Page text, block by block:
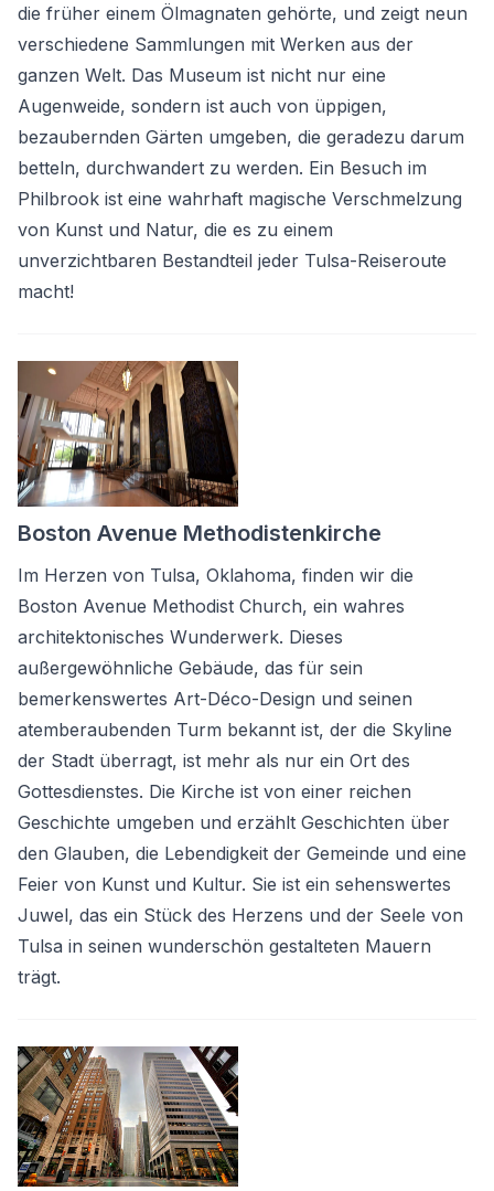
die früher einem Ölmagnaten gehörte, und zeigt neun
verschiedene Sammlungen mit Werken aus der
ganzen Welt. Das Museum ist nicht nur eine
Augenweide, sondern ist auch von üppigen,
bezaubernden Gärten umgeben, die geradezu darum
betteln, durchwandert zu werden. Ein Besuch im
Philbrook ist eine wahrhaft magische Verschmelzung
von Kunst und Natur, die es zu einem
unverzichtbaren Bestandteil jeder Tulsa-Reiseroute
macht!
Boston Avenue Methodistenkirche
Im Herzen von Tulsa, Oklahoma, finden wir die
Boston Avenue Methodist Church, ein wahres
architektonisches Wunderwerk. Dieses
außergewöhnliche Gebäude, das für sein
bemerkenswertes Art-Déco-Design und seinen
atemberaubenden Turm bekannt ist, der die Skyline
der Stadt überragt, ist mehr als nur ein Ort des
Gottesdienstes. Die Kirche ist von einer reichen
Geschichte umgeben und erzählt Geschichten über
den Glauben, die Lebendigkeit der Gemeinde und eine
Feier von Kunst und Kultur. Sie ist ein sehenswertes
Juwel, das ein Stück des Herzens und der Seele von
Tulsa in seinen wunderschön gestalteten Mauern
trägt.